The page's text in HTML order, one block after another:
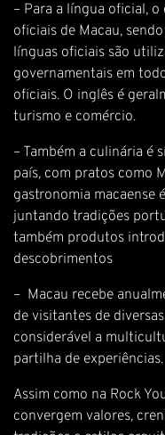
– Para a língua oficial,
oficiais de Macau,
línguas oficiais são
governamentais em
oficiais. O inglês é
turismo e comércio.
– Também a culinária
país, com pratos como
gastronomia macaense
juntando tradições
também produtos
descobrimentos
– Macau recebe
de visitantes de
considerável a
partilha de experiências.
Assim como na Rock
convergem valores,